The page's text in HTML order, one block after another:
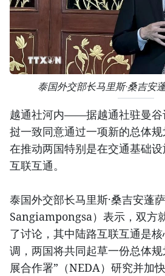
泰国外交部长马里斯·桑吉安
越通社河内——据越通社驻曼谷
挝一致同意通过一项新的总体
在推动两国特别是在交通基础
互联互通。
泰国外交部长马里斯·桑吉安蓬
Sangiampongsa）表示，双方
了讨论，其中陆路互联互通是
调，两国将共同起草一份总体
展合作署”（NEDA）研究并加